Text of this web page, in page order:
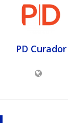
PD Curador